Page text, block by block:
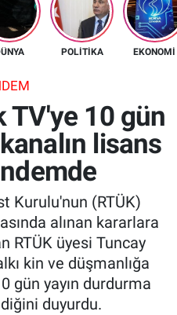
POLİTİKA EKONOMİ
TV'ye 10 gün
lisans
Kurulu'nun (RTÜK)
alınan kararlara
RTÜK üyesi Tuncay
kin ve düşmanlığa
gün yayın durdurma
duyurdu.